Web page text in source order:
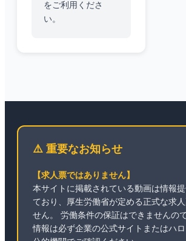
をご利用くださ
い。
⚠️ 重要なお知らせ
【求人票ではありません】
本サイトに掲載されている動画は情報
ており、厚生労働省が定める正式な求
せん。 労働条件の保証はできませんの
情報は必ず企業の公式サイトまたはハ